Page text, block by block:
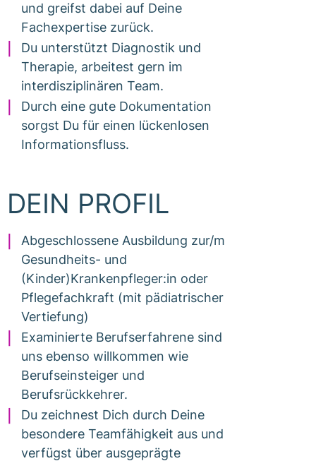
und greifst dabei auf Deine
Fachexpertise zurück.
Du unterstützt Diagnostik und
Therapie, arbeitest gern im
interdisziplinären Team.
Durch eine gute Dokumentation
sorgst Du für einen lückenlosen
Informationsfluss.
DEIN PROFIL
Abgeschlossene Ausbildung zur/m
Gesundheits- und
(Kinder)Krankenpfleger:in oder
Pflegefachkraft (mit pädiatrischer
Vertiefung)
Examinierte Berufserfahrene sind
uns ebenso willkommen wie
Berufseinsteiger und
Berufsrückkehrer.
Du zeichnest Dich durch Deine
besondere Teamfähigkeit aus und
verfügst über ausgeprägte